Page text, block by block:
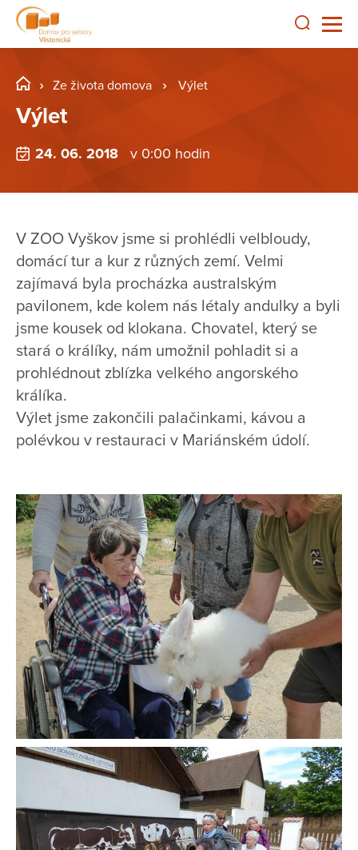
Ze života domova Výlet
Výlet
24. 06. 2018 v 0:00 hodin
V ZOO Vyškov jsme si prohlédli velbloudy,
domácí tur a kur z různých zemí. Velmi
zajímavá byla procházka australským
pavilonem, kde kolem nás létaly andulky a byli
jsme kousek od klokana. Chovatel, který se
stará o králíky, nám umožnil pohladit si a
prohlédnout zblízka velkého angorského
králíka.
Výlet jsme zakončili palačinkami, kávou a
polévkou v restauraci v Mariánském údolí.